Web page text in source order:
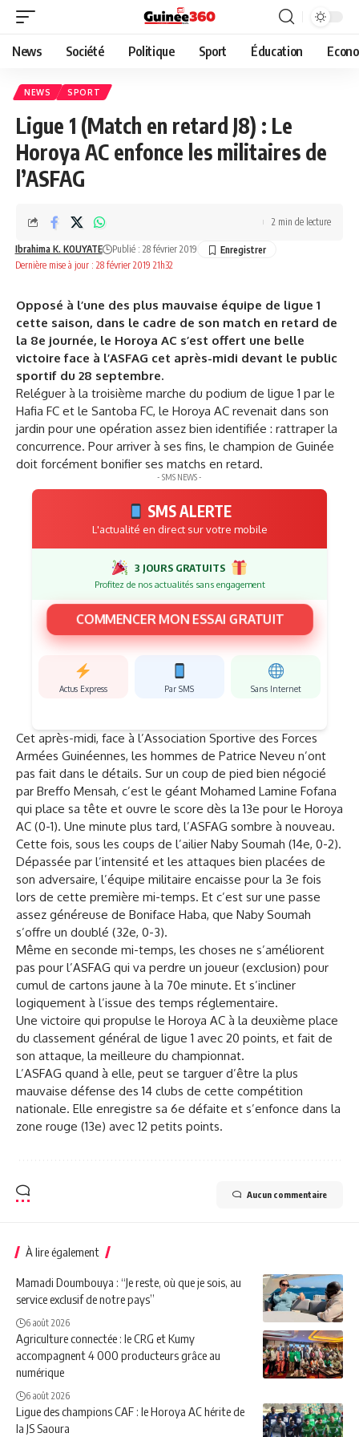
News Société Politique Sport Éducation
NEWS SPORT
Ligue 1 (Match en retard J8) : Le
Horoya AC enfonce les militaires de
l’ASFAG
Dernière mise à jour : 28 février 2019 21h32
Ibrahima K. KOUYATE Publié : 28 février 2019
2 min de lecture
Opposé à l’une des plus mauvaise équipe de ligue 1
cette saison, dans le cadre de son match en retard de
la 8e journée, le Horoya AC s’est offert une belle
victoire face à l’ASFAG cet après-midi devant le public
sportif du 28 septembre.
Reléguer à la troisième marche du podium de ligue 1 par le
Hafia FC et le Santoba FC, le Horoya AC revenait dans son
jardin pour une opération assez bien identifiée : rattraper la
concurrence. Pour arriver à ses fins, le champion de Guinée
doit forcément bonifier ses matchs en retard.
- SMS NEWS -
SMS ALERTE
L'actualité en direct sur votre mobile
3 JOURS GRATUITS
Profitez de nos actualités sans engagement
COMMENCER MON ESSAI GRATUIT
Actus Express Par SMS Sans Internet
Cet après-midi, face à l’Association Sportive des Forces
Armées Guinéennes, les hommes de Patrice Neveu n’ont
pas fait dans le détails. Sur un coup de pied bien négocié
par Breffo Mensah, c’est le géant Mohamed Lamine Fofana
qui place sa tête et ouvre le score dès la 13e pour le Horoya
AC (0-1). Une minute plus tard, l’ASFAG sombre à nouveau.
Cette fois, sous les coups de l’ailier Naby Soumah (14e, 0-2).
Dépassée par l’intensité et les attaques bien placées de
son adversaire, l’équipe militaire encaisse pour la 3e fois
lors de cette première mi-temps. Et c’est sur une passe
assez généreuse de Boniface Haba, que Naby Soumah
s’offre un doublé (32e, 0-3).
Même en seconde mi-temps, les choses ne s’améliorent
pas pour l’ASFAG qui va perdre un joueur (exclusion) pour
cumul de cartons jaune à la 70e minute. Et s’incliner
logiquement à l’issue des temps réglementaire.
Une victoire qui propulse le Horoya AC à la deuxième place
du classement général de ligue 1 avec 20 points, et fait de
son attaque, la meilleure du championnat.
L’ASFAG quand à elle, peut se targuer d’être la plus
mauvaise défense des 14 clubs de cette compétition
nationale. Elle enregistre sa 6e défaite et s’enfonce dans la
zone rouge (13e) avec 12 petits points.
Aucun commentaire
À lire également
Mamadi Doumbouya : “Je reste, où que je sois, au
service exclusif de notre pays”
6 août 2026
Agriculture connectée : le CRG et Kumy
accompagnent 4 000 producteurs grâce au
numérique
6 août 2026
Ligue des champions CAF : le Horoya AC hérite de
la JS Saoura